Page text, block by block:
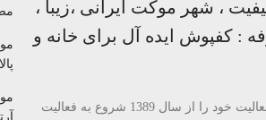
، شهر موکت ایرانی ،زیبا ،
: کفپوش ایده آل برای خانه و
شهر موکت ایرانی فعالیت خود را از سال 1389 شروع به فعالیت